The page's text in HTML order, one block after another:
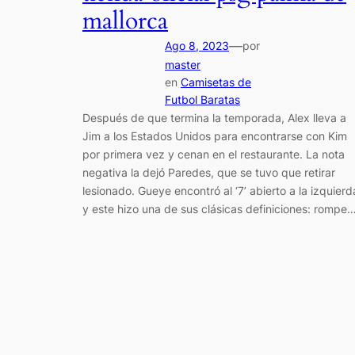
mallorca
Ago 8, 2023—por
master
en Camisetas de
Futbol Baratas
Después de que termina la temporada, Alex lleva a
Jim a los Estados Unidos para encontrarse con Kim
por primera vez y cenan en el restaurante. La nota
negativa la dejó Paredes, que se tuvo que retirar
lesionado. Gueye encontró al ‘7’ abierto a la
y este hizo una de sus clásicas definiciones: